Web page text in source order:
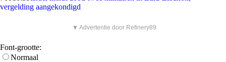
vergelding aangekondigd
▼ Advertentie door Refinery89
Font-grootte:
Normaal